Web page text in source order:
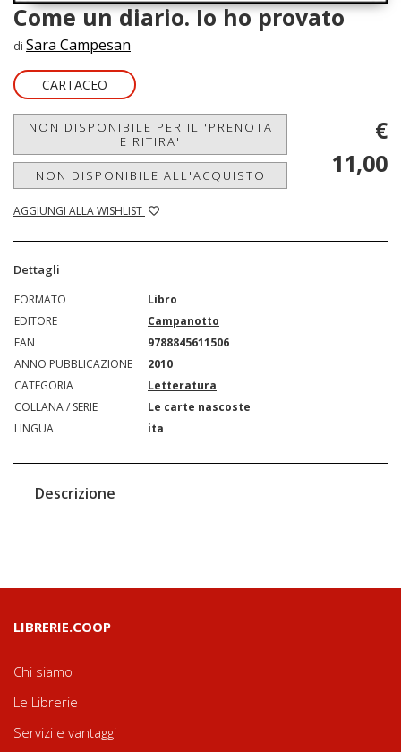
Come un diario. Io ho provato
di Sara Campesan
CARTACEO
NON DISPONIBILE PER IL 'PRENOTA
E RITIRA'
NON DISPONIBILE ALL'ACQUISTO
AGGIUNGI ALLA WISHLIST
€
11,00
Dettagli
FORMATO
Libro
EDITORE
Campanotto
EAN
9788845611506
ANNO PUBBLICAZIONE
2010
CATEGORIA
Letteratura
COLLANA / SERIE
Le carte nascoste
LINGUA
ita
Descrizione
LIBRERIE.COOP
Chi siamo
Le Librerie
Servizi e vantaggi